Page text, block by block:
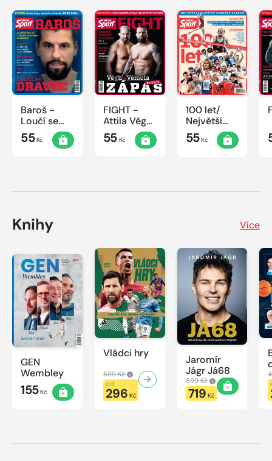
Baroš -
Loučí se
dravec
55Kč
FIGHT -
Attila Végh
vs. Karlos
Vémola
55Kč
100 let/
Největší
okamžiky
českého
55Kč
Knihy Více
GEN
Wembley
155Kč
Vládci hry
599 Kč
od
296 Kč
Jaromír
Jágr Já68
899 Kč
719 Kč